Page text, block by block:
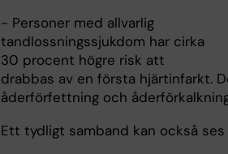
- Personer med allvarlig
tandlossningssjukdom har cirka
30 procent högre risk att
drabbas av en första hjärtinfarkt.
åderförfettning och
Ett tydligt samband kan också